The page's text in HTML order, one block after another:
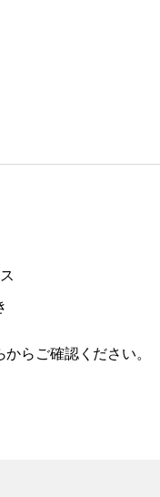
からご確認ください。
Missing
Missing
Missing
Missing